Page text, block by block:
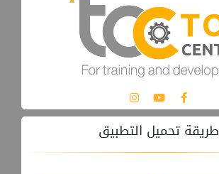
طريقة تحميل التطبيق